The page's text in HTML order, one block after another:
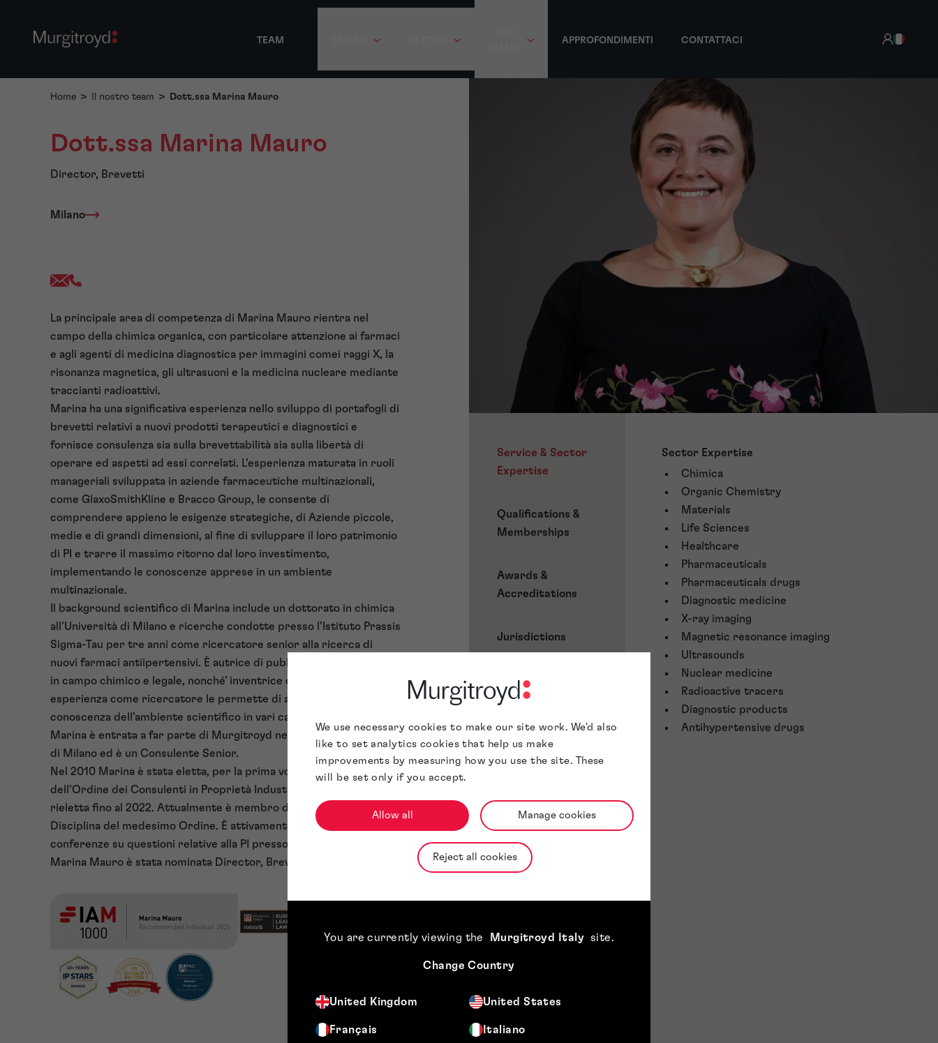
We use necessary cookies to make our site work. We'd also
like to set analytics cookies that help us make
improvements by measuring how you use the site. These
will be set only if you accept.
Allow all Manage cookies
Reject all cookies
You are currently viewing the Murgitroyd Italy site.
Change Country
United Kingdom United States
Français Italiano
TEAM APPROFONDIMENTI CONTATTACI
Home > Il nostro team > Dott.ssa Marina Mauro
Dott.ssa Marina Mauro
Director, Brevetti
Milano
La principale area di competenza di Marina Mauro rientra nel
campo della chimica organica, con particolare attenzione ai farmaci
e agli agenti di medicina diagnostica per immagini comei raggi X, la
risonanza magnetica, gli ultrasuoni e la medicina nucleare mediante
traccianti radioattivi.
Marina ha una significativa esperienza nello sviluppo di portafogli di
brevetti relativi a nuovi prodotti terapeutici e diagnostici e
fornisce consulenza sia sulla brevettabilità sia sulla libertà di
operare ed aspetti ad essi correlati. L’esperienza maturata in ruoli
manageriali sviluppata in aziende farmaceutiche multinazionali,
come GlaxoSmithKline e Bracco Group, le consente di
comprendere appieno le esigenze strategiche, di Aziende piccole,
medie e di grandi dimensioni, al fine di sviluppare il loro patrimonio
di PI e trarre il massimo ritorno dal loro investimento,
implementando le conoscenze apprese in un ambiente
multinazionale.
Il background scientifico di Marina include un dottorato in chimica
all’Università di Milano e ricerche condotte presso l’Istituto Prassis
Sigma-Tau per tre anni come ricercatore senior alla ricerca di
nuovi farmaci antiipertensivi. È autrice di pubblicazioni scientifiche
in campo chimico e legale, nonché’ inventrice di brevetti. La sua
esperienza come ricercatore le permette di avere una buona
conoscenza dell’ambiente scientifico in vari campi chimici.
Marina è entrata a far parte di Murgitroyd nel 2011 presso l’ufficio
di Milano ed è un Consulente Senior.
Nel 2010 Marina è stata eletta, per la prima volta, membro
dell’Ordine dei Consulenti in Proprietà Industriale ed è stata
rieletta fino al 2022. Attualmente è membro del Consiglio di
Disciplina del medesimo Ordine. È attivamente coinvolta in
conferenze su questioni relative alla PI presso vari Enti.
Marina Mauro è stata nominata Director, Brevetti, nell’agosto 2021
Service & Sector
Expertise
Qualifications &
Memberships
Awards &
Accreditations
Jurisdictions
Sector Expertise
Chimica
Organic Chemistry
Materials
Life Sciences
Healthcare
Pharmaceuticals
Pharmaceuticals drugs
Diagnostic medicine
X-ray imaging
Magnetic resonance imaging
Ultrasounds
Nuclear medicine
Radioactive tracers
Diagnostic products
Antihypertensive drugs